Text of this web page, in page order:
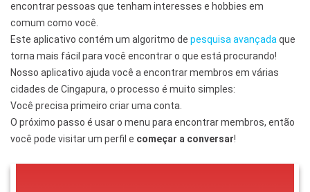
encontrar pessoas que tenham interesses e hobbies em
comum como você.
Este aplicativo contém um algoritmo de pesquisa avançada que
torna mais fácil para você encontrar o que está procurando!
Nosso aplicativo ajuda você a encontrar membros em várias
cidades de Cingapura, o processo é muito simples:
Você precisa primeiro criar uma conta.
O próximo passo é usar o menu para encontrar membros, então
você pode visitar um perfil e começar a conversar!